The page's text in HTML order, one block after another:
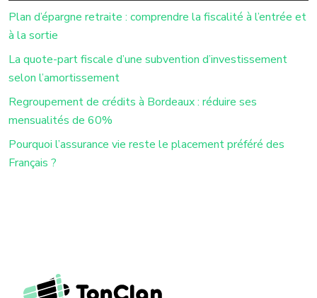
Plan d’épargne retraite : comprendre la fiscalité à l’entrée et
à la sortie
La quote-part fiscale d’une subvention d’investissement
selon l’amortissement
Regroupement de crédits à Bordeaux : réduire ses
mensualités de 60%
Pourquoi l’assurance vie reste le placement préféré des
Français ?